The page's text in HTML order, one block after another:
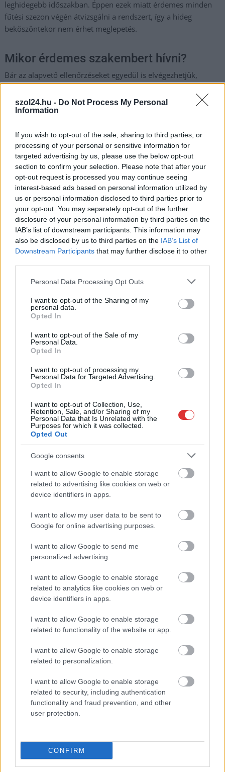
szol24.hu - Do Not Process My Personal
Information
If you wish to opt-out of the sale, sharing to third parties, or
processing of your personal or sensitive information for
targeted advertising by us, please use the below opt-out
section to confirm your selection. Please note that after your
opt-out request is processed you may continue seeing
interest-based ads based on personal information utilized by
us or personal information disclosed to third parties prior to
your opt-out. You may separately opt-out of the further
disclosure of your personal information by third parties on the
IAB’s list of downstream participants. This information may
also be disclosed by us to third parties on the IAB’s List of
Downstream Participants that may further disclose it to other
Please note that this website/app uses one or more Google
not limited to your visit or usage behaviour. You may click to
grant or deny consent to Google and its third-party tags to
use your data for below specified purposes in below Google
consent section.
Personal Data Processing Opt Outs
I want to opt-out of the Sharing of my
personal data.
Opted In
I want to opt-out of the Sale of my
Personal Data.
Opted In
I want to opt-out of processing my
Personal Data for Targeted Advertising.
Opted In
I want to opt-out of Collection, Use,
Retention, Sale, and/or Sharing of my
Personal Data that Is Unrelated with the
Purposes for which it was collected.
Opted Out
Google consents
I want to allow Google to enable storage
related to advertising like cookies on web or
device identifiers in apps.
I want to allow my user data to be sent to
Google for online advertising purposes.
I want to allow Google to send me
personalized advertising.
I want to allow Google to enable storage
related to analytics like cookies on web or
device identifiers in apps.
I want to allow Google to enable storage
related to functionality of the website or app.
I want to allow Google to enable storage
related to personalization.
I want to allow Google to enable storage
related to security, including authentication
functionality and fraud prevention, and other
user protection.
CONFIRM
leghidegebb időszakban. Éppen ezek miatt érdemes minden
fűtési szezon végén átvizsgálni a rendszert, így a hideg
beköszöntekor nem érhet meglepetés.
Mikor érdemes szakembert hívni?
Bár az alapvető ellenőrzéseket egyedül is elvégezhetjük,
bizonyos feladatokat jobb szakemberre bízni. Ilyen például a
rendszer átmosása, a nyomáspróba vagy a részletes műszaki
vizsgálat.
Különösen fontos szakember segítségét kérni akkor, ha
gyakran csökken a rendszer nyomása, ha egyes helyiségek
nem melegszenek megfelelően, ha szokatlan zajokat hallunk,
ha nedvességet vagy szivárgást tapasztalunk, vagy ha a
fűtésszámla indokolatlanul megemelkedett.
A rendszeres szakmai karbantartás ugyanis sokkal olcsóbb
hosszú távon, mint egy komoly hiba javítása, és kevesebb
energiával is jár.
Egyéb ellenőrzés, fűtés, karbantartás, levegősödés, meghibásodás
, , szivattyú , teljesítmény ,
Bejegyzés
navigáció
kifigurázta külföldről a Fidesz
több korábbi csodás tettét
Jászkiséren – végül kiderült,
hogyan jutott be a házakba a
Kapcsolódó cikkek
2026.08.08. szol24.hu
Visszaszámlálás indul: -1, 0, Sziget!
A világsztárokat felvonultató zenei színpadok mellett idén
Támogatott Tartalom
Egyenes és ragyogó: Mi a helyes sorrend a